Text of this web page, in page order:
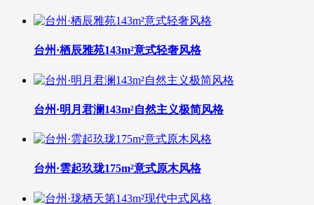
台州·栖辰雅苑143m²意式轻奢风格
台州·明月君澜143m²自然主义极简风格
台州·雲起玖珑175m²意式原木风格